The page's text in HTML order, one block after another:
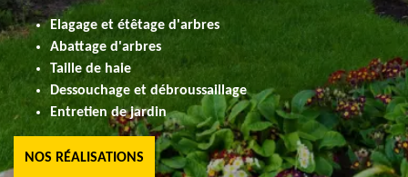
Elagage et étêtage d'arbres
Abattage d'arbres
Taille de haie
Dessouchage et débroussaillage
Entretien de jardin
NOS RÉALISATIONS